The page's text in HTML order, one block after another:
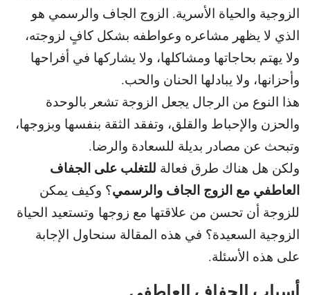
الزوجية والحياة الأسرية. الزوج الجاف والرسمي هو
الذي لا يظهر مشاعره وعواطفه بشكل كافٍ لزوجته،
ولا يهتم بحاجاتها ومشاكلها، ولا يشاركها في أفراحها
وأحزانها، ولا يبادلها الحنان والحب.
هذا النوع من الرجال يجعل الزوجة تشعر بالوحدة
والحزن والإحباط والقلق، وتفقد الثقة بنفسها وبزوجها،
وتبحث عن مصادر بديلة للسعادة والرضا.
ولكن هل هناك طرق فعالة للتغلب على الجفاف
العاطفي مع الزوج الجاف والرسمي؟ وكيف يمكن
للزوجة أن تحسن من علاقتها مع زوجها وتستعيد الحياة
الزوجية السعيدة؟ في هذه المقالة سنحاول الإجابة
على هذه الأسئلة.